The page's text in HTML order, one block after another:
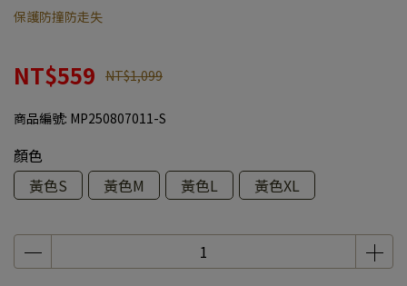
保護防撞防走失
NT$559 NT$1,099
商品編號: MP250807011-S
顏色
黃色S
黃色M 黃色L 黃色XL